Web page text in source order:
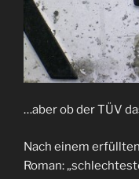
…aber ob der TÜV
Nach einem
Roman: